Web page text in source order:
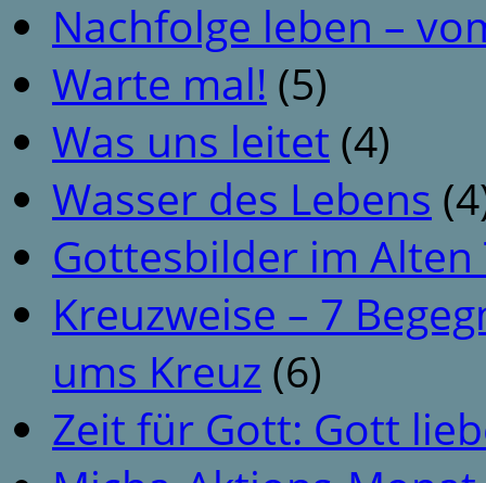
Nachfolge leben –
Warte mal! (5)
Was uns leitet (4)
Wasser des Lebens
Gottesbilder im
Kreuzweise – 7
ums Kreuz (6)
Zeit für Gott: Gott